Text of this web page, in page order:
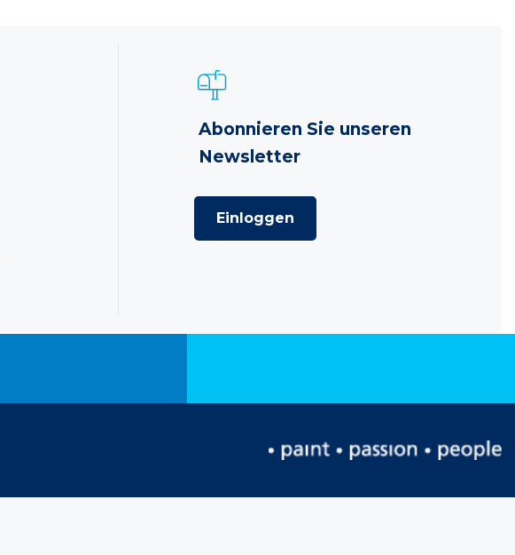
Abonnieren Sie unseren
Newsletter
Einloggen